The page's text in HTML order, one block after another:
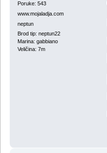
Poruke: 543
www.mojaladja.com
neptun
Brod tip: neptun22
Marina: gabbiano
Veličina: 7m